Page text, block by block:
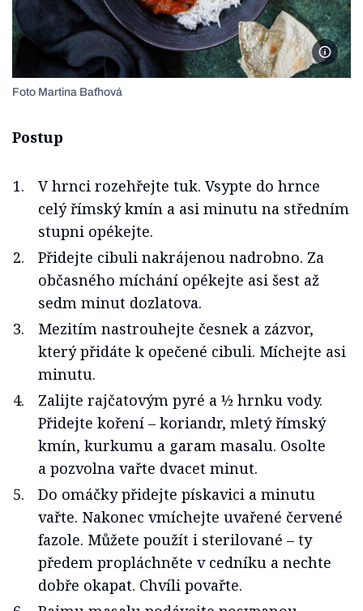
Foto
Foto Martina Baťhová
Postup
V hrnci rozehřejte tuk. Vsypte do hrnce
celý římský kmín a asi minutu na středním
stupni opékejte.
Přidejte cibuli nakrájenou nadrobno. Za
občasného míchání opékejte asi šest až
sedm minut dozlatova.
Mezitím nastrouhejte česnek a zázvor,
který přidáte k opečené cibuli. Míchejte asi
minutu.
Zalijte rajčatovým pyré a ½ hrnku vody.
Přidejte koření – koriandr, mletý římský
kmín, kurkumu a garam masalu. Osolte
a pozvolna vařte dvacet minut.
Do omáčky přidejte pískavici a minutu
vařte. Nakonec vmíchejte uvařené červené
fazole. Můžete použít i sterilované – ty
předem propláchněte v cedníku a nechte
dobře okapat. Chvíli povařte.